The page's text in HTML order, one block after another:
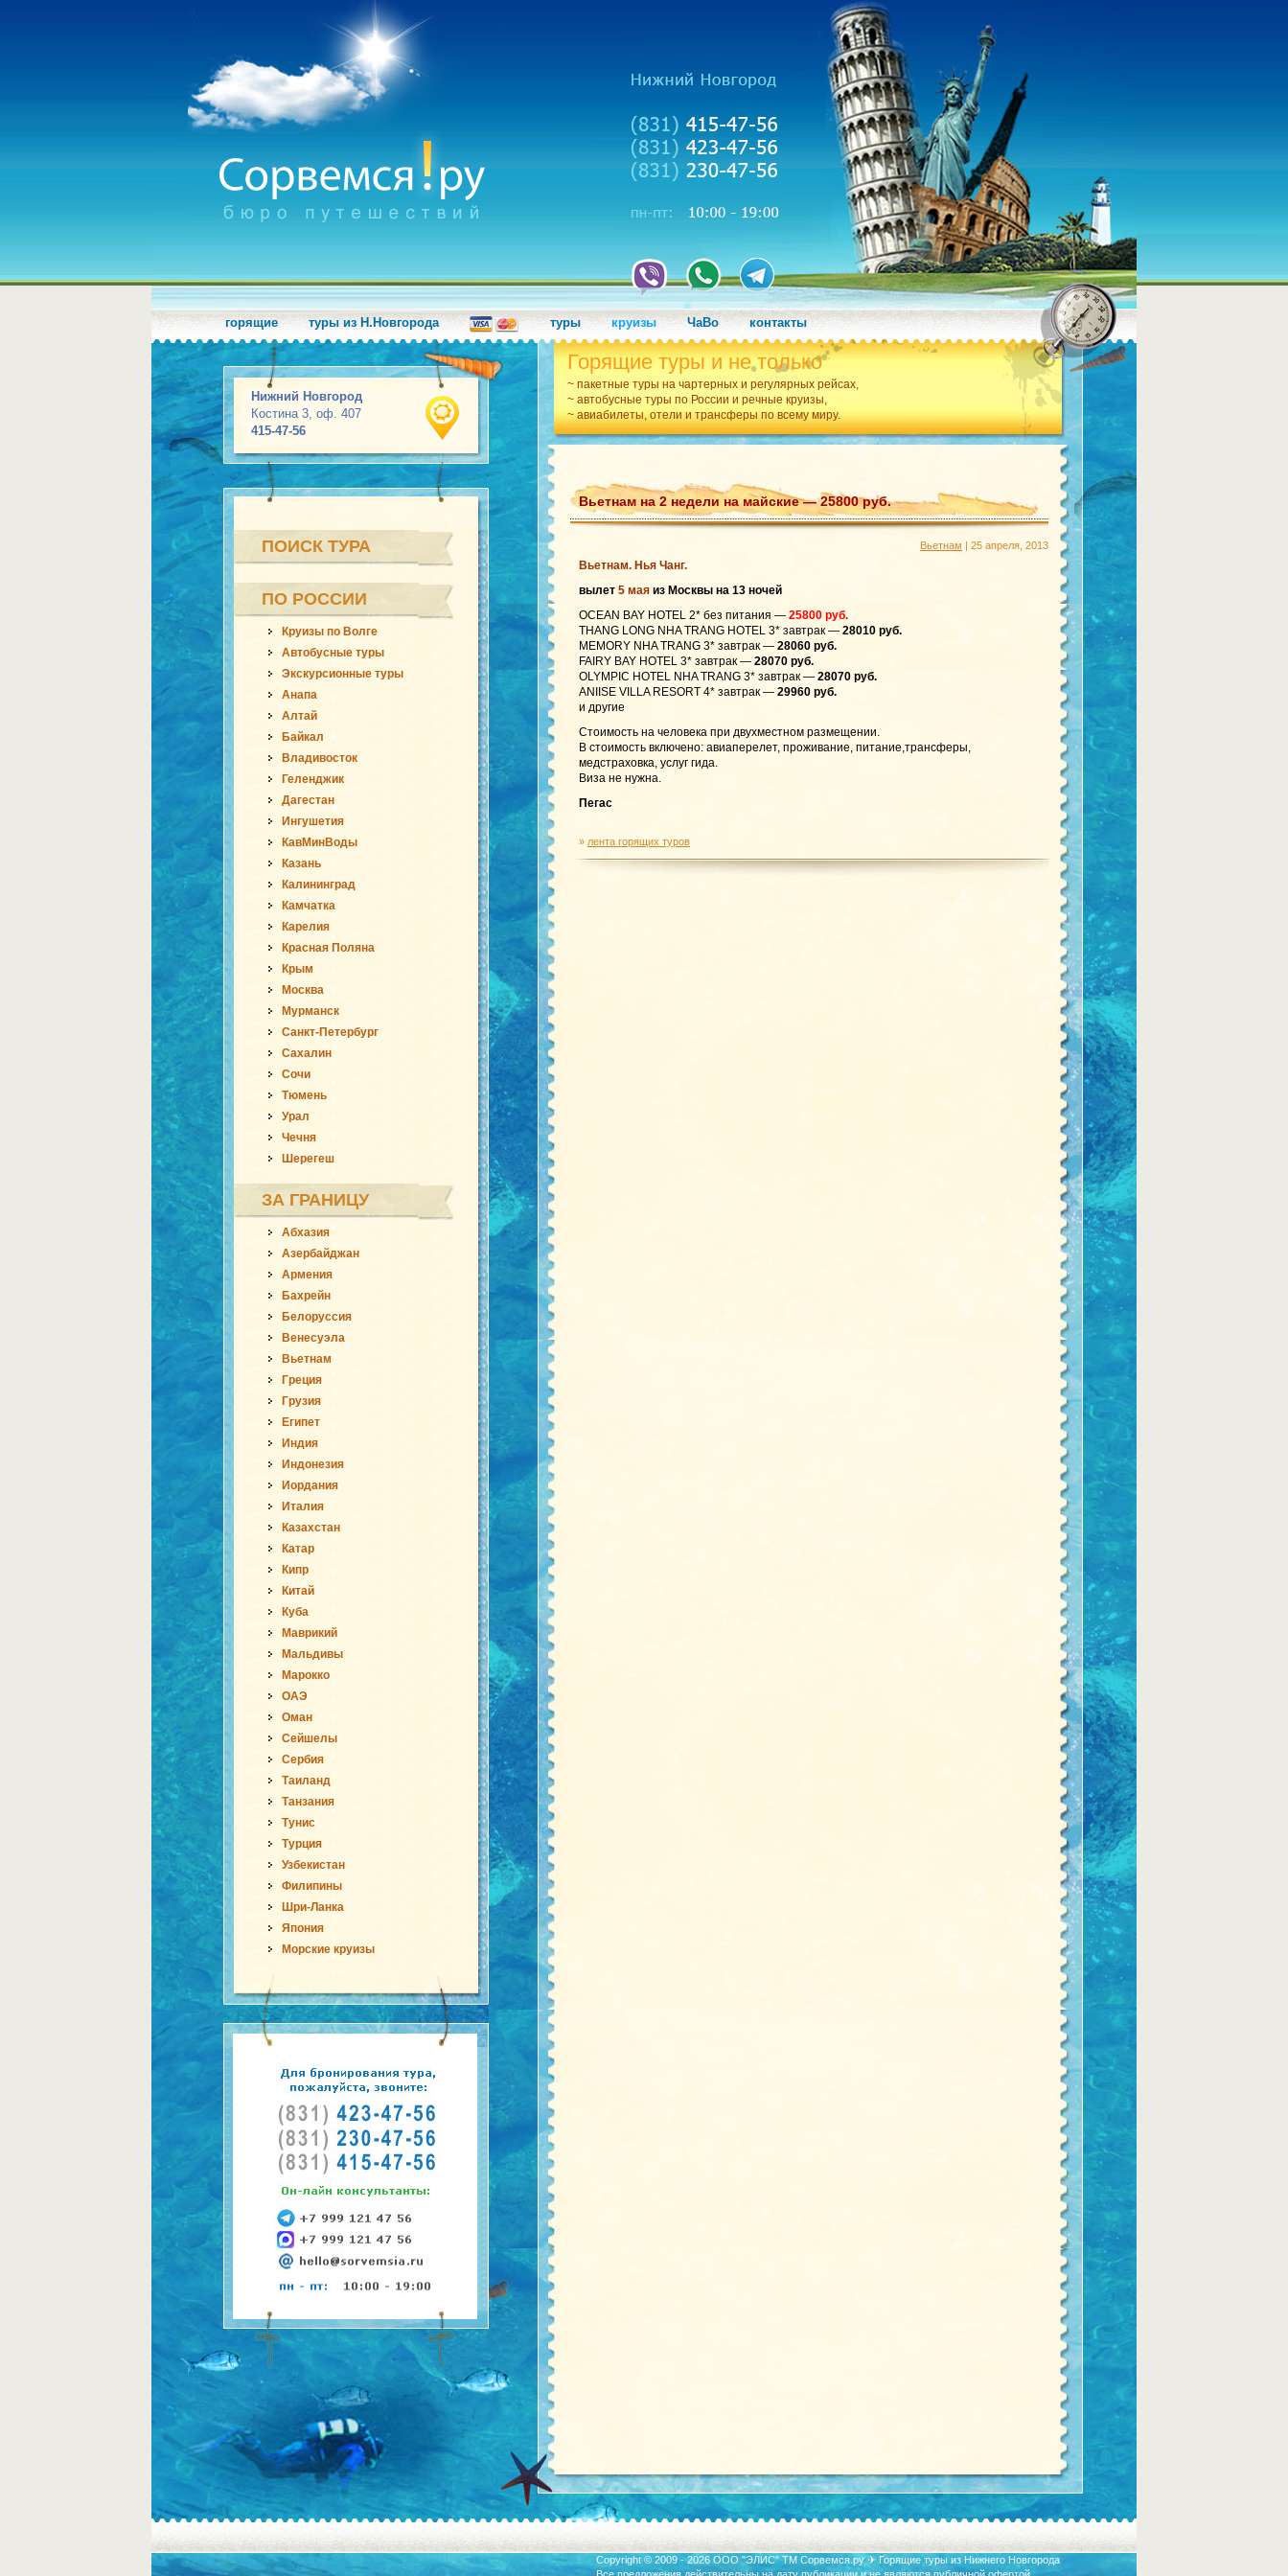
горящие туры из Н.Новгорода туры круизы ЧаВо контакты
Нижний Новгород
Костина 3, оф. 407
415-47-56
Горящие туры и не только
~ пакетные туры на чартерных и регулярных рейсах,
~ автобусные туры по России и речные круизы,
~ авиабилеты, отели и трансферы по всему миру.
ПОИСК ТУРА
ПО РОССИИ
Круизы по Волге
Автобусные туры
Экскурсионные туры
Анапа
Алтай
Байкал
Владивосток
Геленджик
Дагестан
Ингушетия
КавМинВоды
Казань
Калининград
Камчатка
Карелия
Красная Поляна
Крым
Москва
Мурманск
Санкт-Петербург
Сахалин
Сочи
Тюмень
Урал
Чечня
Шерегеш
ЗА ГРАНИЦУ
Абхазия
Азербайджан
Армения
Бахрейн
Белоруссия
Венесуэла
Вьетнам
Греция
Грузия
Египет
Индия
Индонезия
Иордания
Италия
Казахстан
Катар
Кипр
Китай
Куба
Маврикий
Мальдивы
Марокко
ОАЭ
Оман
Сейшелы
Сербия
Таиланд
Танзания
Тунис
Турция
Узбекистан
Филипины
Шри-Ланка
Япония
Морские круизы
Вьетнам на 2 недели на майские — 25800 руб.
Вьетнам | 25 апреля, 2013
Вьетнам. Нья Чанг.
вылет 5 мая из Москвы на 13 ночей
OCEAN BAY HOTEL 2* без питания — 25800 руб.
THANG LONG NHA TRANG HOTEL 3* завтрак — 28010 руб.
MEMORY NHA TRANG 3* завтрак — 28060 руб.
FAIRY BAY HOTEL 3* завтрак — 28070 руб.
OLYMPIC HOTEL NHA TRANG 3* завтрак — 28070 руб.
ANIISE VILLA RESORT 4* завтрак — 29960 руб.
и другие
Стоимость на человека при двухместном размещении.
В стоимость включено: авиаперелет, проживание, питание,трансферы,
медстраховка, услуг гида.
Виза не нужна.
Пегас
» лента горящих туров
Copyright © 2009 - 2026 ООО "ЭЛИС" ТМ Сорвемся.ру ✈ Горящие туры из Нижнего Новгорода